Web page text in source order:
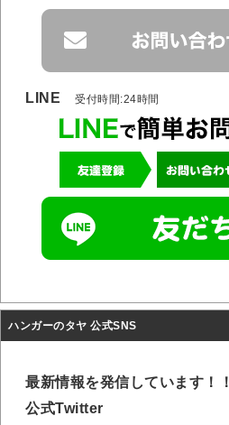
LINE 受付時間:24時間
ハンガーのタヤ 公式SNS
最新情報を発信しています！！
公式Twitter